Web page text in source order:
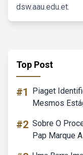
dsw.aau.edu.et.
Top Post
#1
Piaget
Mesmos
#2 Sobre O
Pap Marque